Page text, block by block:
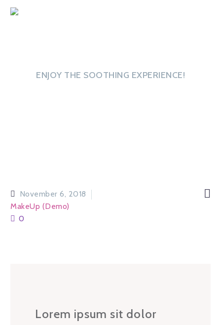
ENJOY THE SOOTHING EXPERIENCE!

November 6, 2018
MakeUp (Demo)
0
Lorem ipsum sit dolor